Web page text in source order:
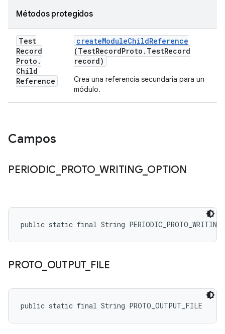
Métodos protegidos
Test
Record
Proto .
Child
Reference
createModuleChildReference
(TestRecordProto . TestRecord
record)
Crea una referencia secundaria para un
módulo.
Campos
PERIODIC PROTO_WRITING_ OPTION
public static final String
PROTO_ OUTPUT_ FILE
public static final String PROTO_OUTPUT_FILE